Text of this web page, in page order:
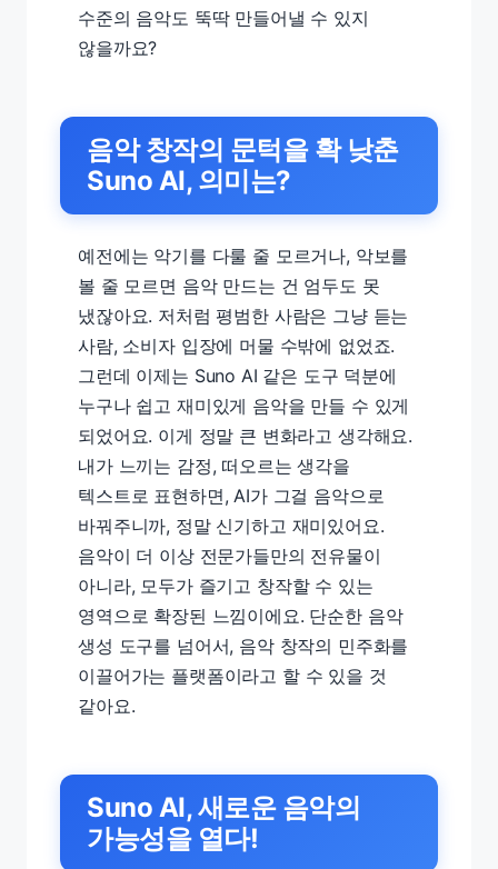
수준의 음악도 뚝딱 만들어낼 수 있지
않을까요?
음악 창작의 문턱을 확 낮춘
Suno AI, 의미는?
예전에는 악기를 다룰 줄 모르거나, 악보를
볼 줄 모르면 음악 만드는 건 엄두도 못
냈잖아요. 저처럼 평범한 사람은 그냥 듣는
사람, 소비자 입장에 머물 수밖에 없었죠.
그런데 이제는 Suno AI 같은 도구 덕분에
누구나 쉽고 재미있게 음악을 만들 수 있게
되었어요. 이게 정말 큰 변화라고 생각해요.
내가 느끼는 감정, 떠오르는 생각을
텍스트로 표현하면, AI가 그걸 음악으로
바꿔주니까, 정말 신기하고 재미있어요.
음악이 더 이상 전문가들만의 전유물이
아니라, 모두가 즐기고 창작할 수 있는
영역으로 확장된 느낌이에요. 단순한 음악
생성 도구를 넘어서, 음악 창작의 민주화를
이끌어가는 플랫폼이라고 할 수 있을 것
같아요.
Suno AI, 새로운 음악의
가능성을 열다!